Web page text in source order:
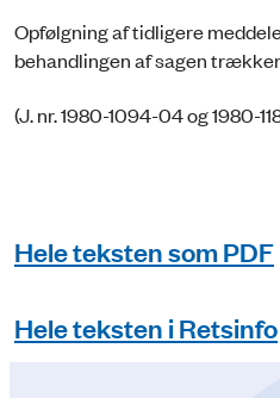
Opfølgning af tidligere
behandlingen af sagen
(J. nr. 1980-1094-04 og 1980-
Hele teksten som PDF
Hele teksten i Retsinfo